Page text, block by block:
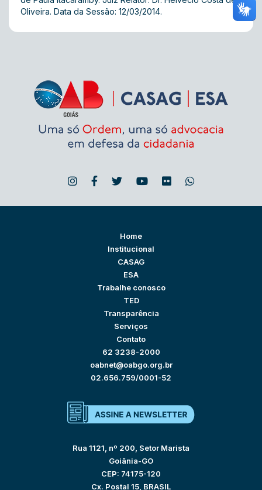
Oliveira. Data da Sessão: 12/03/2014.
Home
Institucional
CASAG
ESA
Trabalhe conosco
TED
Transparência
Serviços
Contato
62 3238-2000
oabnet@oabgo.org.br
02.656.759/0001-52
Rua 1121, nº 200, Setor Marista
Goiânia-GO
CEP: 74175-120
Cx. Postal 15, BRASIL